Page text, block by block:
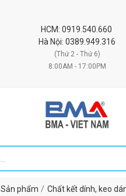
HCM: 0919.540.660
Hà Nội: 0389.949.316
(Thứ 2 - Thứ 6)
8:00AM - 17:00PM
Sản phẩm
Chất kết dính, keo